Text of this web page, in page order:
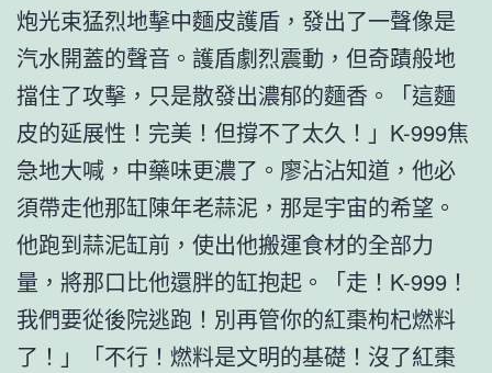
炮光束猛烈地擊中麵皮護盾，發出了一聲像是
汽水開蓋的聲音。護盾劇烈震動，但奇蹟般地
擋住了攻擊，只是散發出濃郁的麵香。「這麵
皮的延展性！完美！但撐不了太久！」K-999焦
急地大喊，中藥味更濃了。廖沾沾知道，他必
須帶走他那缸陳年老蒜泥，那是宇宙的希望。
他跑到蒜泥缸前，使出他搬運食材的全部力
量，將那口比他還胖的缸抱起。「走！K-999！
我們要從後院逃跑！別再管你的紅棗枸杞燃料
了！」「不行！燃料是文明的基礎！沒了紅棗